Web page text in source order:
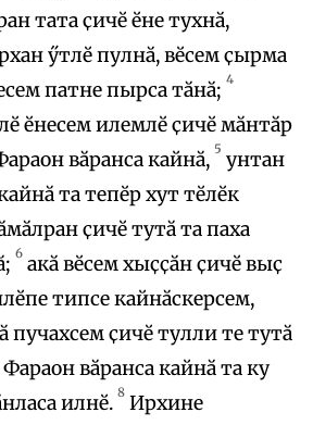
тата ҫичӗ ӗне тухнӑ,
ӳтлӗ пулнӑ, вӗсем ҫырма
патне пырса тӑнӑ; 4
ӗнесем илемлӗ ҫичӗ мӑнтӑр
вӑранса кайнӑ, 5 унтан
та тепӗр хут тӗлӗк
ҫичӗ тутӑ та паха
6 акӑ вӗсем хыҫҫӑн ҫичӗ выҫ
типсе кайнӑскерсем,
пучахсем ҫичӗ тулли те тутӑ
вӑранса кайнӑ та ку
илнӗ. 8 Ирхине